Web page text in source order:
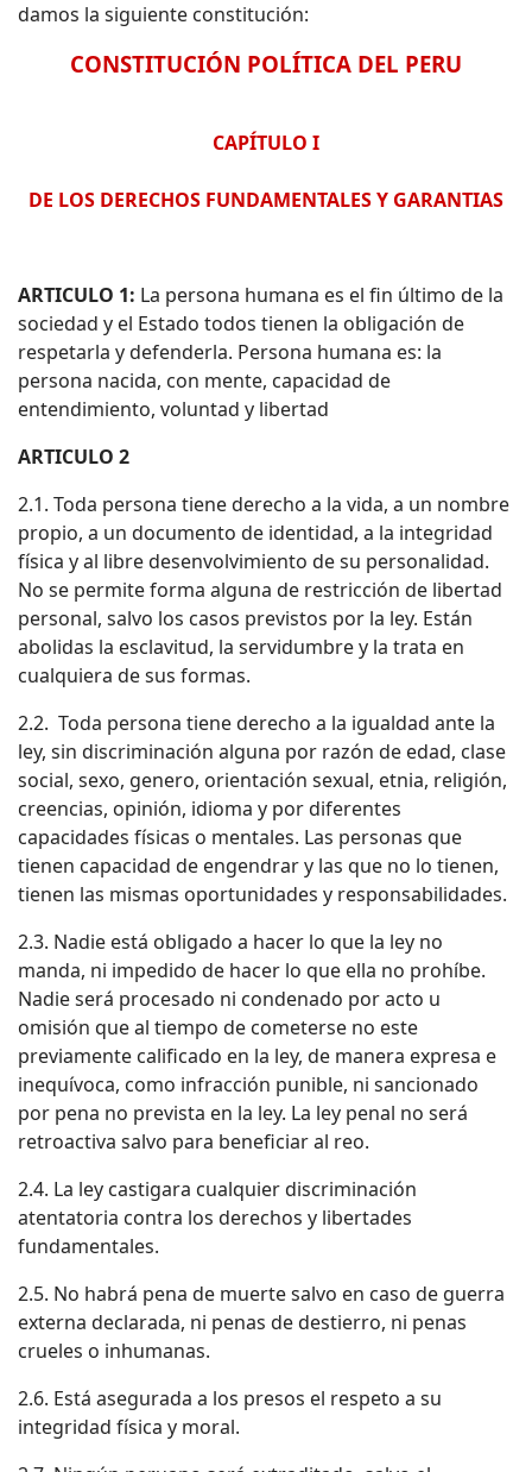
damos la siguiente constitución:
CONSTITUCIÓN POLÍTICA DEL PERU
CAPÍTULO I
DE LOS DERECHOS FUNDAMENTALES Y GARANTIAS
ARTICULO 1: La persona humana es el fin último de la
sociedad y el Estado todos tienen la obligación de
respetarla y defenderla. Persona humana es: la
persona nacida, con mente, capacidad de
entendimiento, voluntad y libertad
ARTICULO 2
2.1. Toda persona tiene derecho a la vida, a un nombre
propio, a un documento de identidad, a la integridad
física y al libre desenvolvimiento de su personalidad.
No se permite forma alguna de restricción de libertad
personal, salvo los casos previstos por la ley. Están
abolidas la esclavitud, la servidumbre y la trata en
cualquiera de sus formas.
2.2. Toda persona tiene derecho a la igualdad ante la
ley, sin discriminación alguna por razón de edad, clase
social, sexo, genero, orientación sexual, etnia, religión,
creencias, opinión, idioma y por diferentes
capacidades físicas o mentales. Las personas que
tienen capacidad de engendrar y las que no lo tienen,
tienen las mismas oportunidades y responsabilidades.
2.3. Nadie está obligado a hacer lo que la ley no
manda, ni impedido de hacer lo que ella no prohíbe.
Nadie será procesado ni condenado por acto u
omisión que al tiempo de cometerse no este
previamente calificado en la ley, de manera expresa e
inequívoca, como infracción punible, ni sancionado
por pena no prevista en la ley. La ley penal no será
retroactiva salvo para beneficiar al reo.
2.4. La ley castigara cualquier discriminación
atentatoria contra los derechos y libertades
fundamentales.
2.5. No habrá pena de muerte salvo en caso de guerra
externa declarada, ni penas de destierro, ni penas
crueles o inhumanas.
2.6. Está asegurada a los presos el respeto a su
integridad física y moral.